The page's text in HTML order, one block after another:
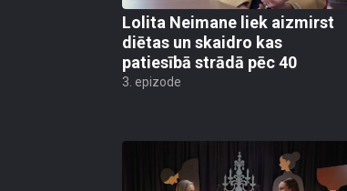
Lolita Neimane liek aizmirst
diētas un skaidro kas
patiesībā strādā pēc 40
3. epizode